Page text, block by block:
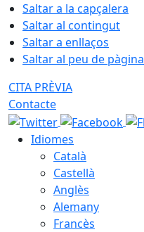
Saltar a la capçalera
Saltar al contingut
Saltar a enllaços
Saltar al peu de pàgina
CITA PRÈVIA
Contacte
Idiomes
Català
Castellà
Anglès
Alemany
Francès